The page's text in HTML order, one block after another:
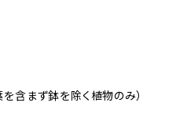
含まず鉢を除く植物のみ）